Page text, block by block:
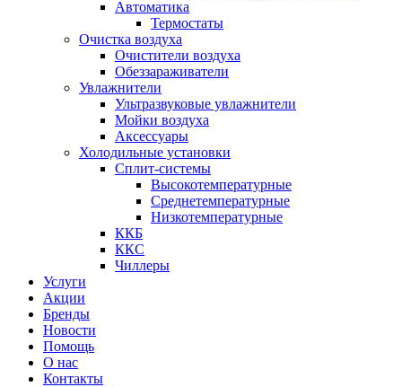
Автоматика
Термостаты
Очистка воздуха
Очистители воздуха
Обеззараживатели
Увлажнители
Ультразвуковые увлажнители
Мойки воздуха
Аксессуары
Холодильные установки
Сплит-системы
Высокотемпературные
Среднетемпературные
Низкотемпературные
ККБ
ККС
Чиллеры
Услуги
Акции
Бренды
Новости
Помощь
О нас
Контакты